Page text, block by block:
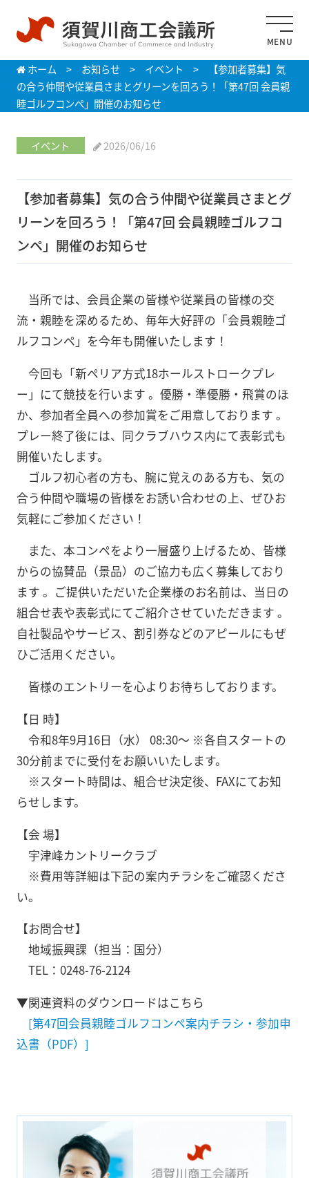
MENU
ホーム > お知らせ> イベント >
【参加者募集】気
の合う仲間や従業員さまとグリーンを回ろう！「第47回 会員親
睦ゴルフコンペ」開催のお知らせ
イベント 2026/06/16
【参加者募集】気の合う仲間や従業員さまとグ
リーンを回ろう！「第47回 会員親睦ゴルフコ
ンペ」開催のお知らせ
当所では、会員企業の皆様や従業員の皆様の交
流・親睦を深めるため、毎年大好評の「会員親睦ゴ
ルフコンペ」を今年も開催いたします！
今回も「新ペリア方式18ホールストロークプレ
ー」にて競技を行います 。優勝・準優勝・飛賞のほ
か、参加者全員への参加賞をご用意しております 。
プレー終了後には、同クラブハウス内にて表彰式も
開催いたします。
ゴルフ初心者の方も、腕に覚えのある方も、気の
合う仲間や職場の皆様をお誘い合わせの上、ぜひお
気軽にご参加ください！
また、本コンペをより一層盛り上げるため、皆様
からの協賛品（景品）のご協力も広く募集しており
ます 。ご提供いただいた企業様のお名前は、当日の
組合せ表や表彰式にてご紹介させていただきます 。
自社製品やサービス、割引券などのアピールにもぜ
ひご活用ください。
皆様のエントリーを心よりお待ちしております。
【日 時】
令和8年9月16日（水） 08:30～ ※各自スタートの
30分前までに受付をお願いいたします。
※スタート時間は、組合せ決定後、FAXにてお知
らせします。
【会 場】
宇津峰カントリークラブ
※費用等詳細は下記の案内チラシをご確認くださ
い。
【お問合せ】
地域振興課（担当：国分）
TEL：0248-76-2124
▼関連資料のダウンロードはこちら
[第47回会員親睦ゴルフコンペ案内チラシ・参加申
込書（PDF）]